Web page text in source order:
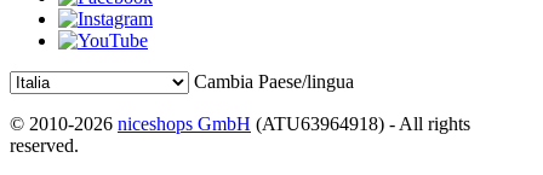
Cambia Paese/lingua
© 2010-2026 niceshops GmbH (ATU63964918) - All rights
reserved.